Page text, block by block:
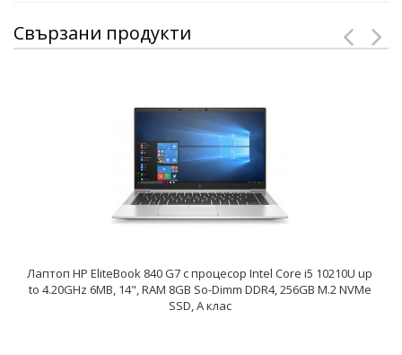
Свързани продукти
Лаптоп HP EliteBook 840 G7 с процесор Intel Core i5 10210U up
to 4.20GHz 6MB, 14", RAM 8GB So-Dimm DDR4, 256GB M.2 NVMe
SSD, A клас